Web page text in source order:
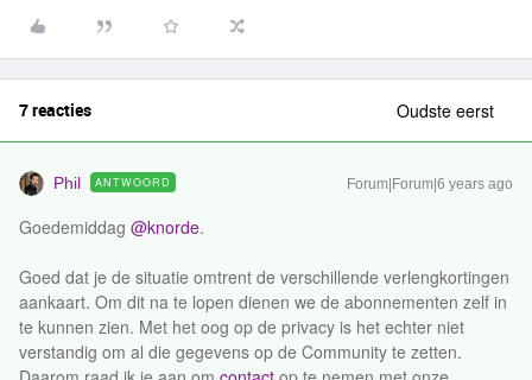
7 reacties Oudste eerst
Phil ANTWOORD Forum|Forum|6 years ago
Goedemiddag @knorde.
Goed dat je de situatie omtrent de verschillende verlengkortingen
aankaart. Om dit na te lopen dienen we de abonnementen zelf in
te kunnen zien. Met het oog op de privacy is het echter niet
verstandig om al die gegevens op de Community te zetten.